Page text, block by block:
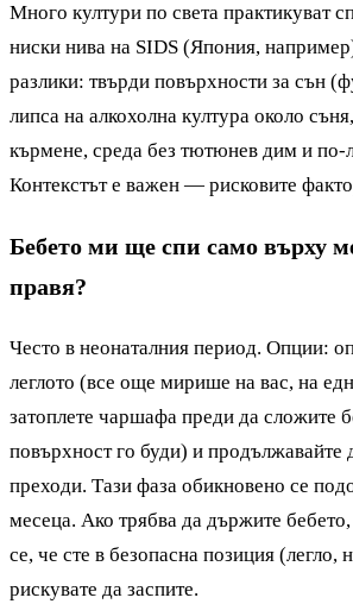
Много култури по света практикуват
ниски нива на SIDS (Япония,
разлики: твърди повърхности за сън
липса на алкохолна култура около
кърмене, среда без тютюнев дим и по-
Контекстът е важен — рисковите
Бебето ми ще спи само върху
правя?
Често в неонаталния период. Опции:
леглото (все още мирише на вас, на
затоплете чаршафа преди да сложите
повърхност го буди) и продължавайте
преходи. Тази фаза обикновено се
месеца. Ако трябва да държите бебето,
се, че сте в безопасна позиция (легло,
рискувате да заспите.